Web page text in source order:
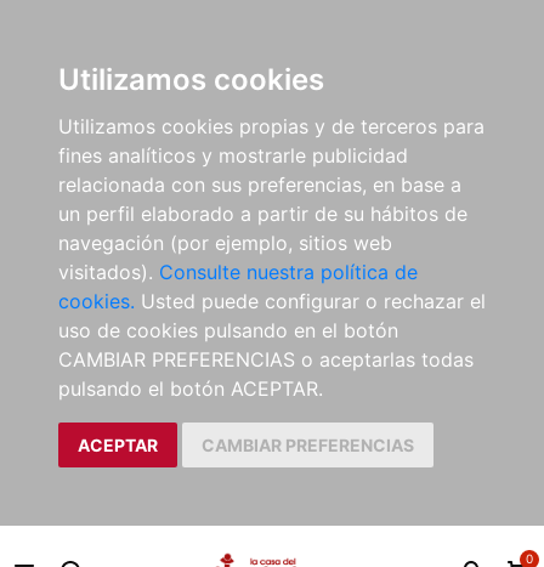
Utilizamos cookies
Utilizamos cookies propias y de terceros para
fines analíticos y mostrarle publicidad
relacionada con sus preferencias, en base a
un perfil elaborado a partir de su hábitos de
navegación (por ejemplo, sitios web
visitados). Consulte nuestra política de
cookies. Usted puede configurar o rechazar el
uso de cookies pulsando en el botón
CAMBIAR PREFERENCIAS o aceptarlas todas
pulsando el botón ACEPTAR.
ACEPTAR CAMBIAR PREFERENCIAS
0